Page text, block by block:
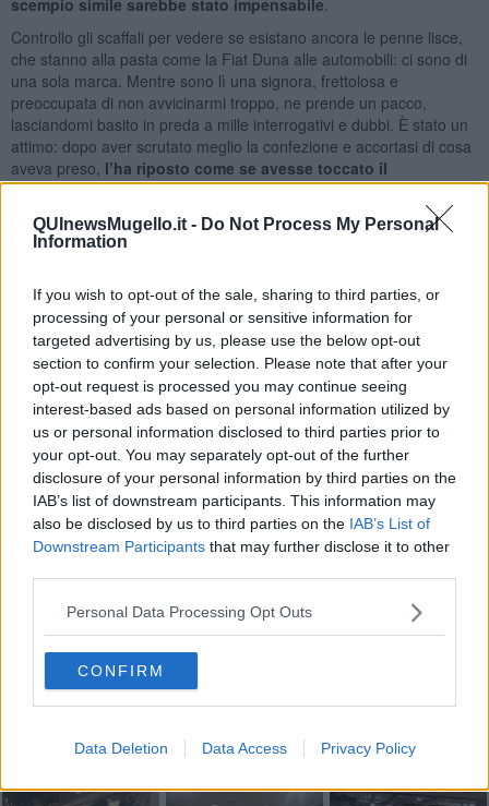
QUInewsMugello.it - Do Not Process My Personal
Information
If you wish to opt-out of the sale, sharing to third parties, or
processing of your personal or sensitive information for
targeted advertising by us, please use the below opt-out
section to confirm your selection. Please note that after your
opt-out request is processed you may continue seeing
interest-based ads based on personal information utilized by
us or personal information disclosed to third parties prior to
your opt-out. You may separately opt-out of the further
disclosure of your personal information by third parties on the
IAB’s list of downstream participants. This information may
also be disclosed by us to third parties on the IAB’s List of
Downstream Participants that may further disclose it to other
Personal Data Processing Opt Outs
CONFIRM
Data Deletion Data Access Privacy Policy
Controllo gli scaffali per vedere se esistano ancora le penne lisce,
che stanno alla pasta come la Fiat Duna alle automobili: ci sono di
una sola marca. Mentre sono lì una signora, frettolosa e
preoccupata di non avvicinarmi troppo, ne prende un pacco,
lasciandomi basito in preda a mille interrogativi e dubbi. È stato un
attimo: dopo aver scrutato meglio la confezione e accortasi di cosa
aveva preso, l’ha riposto come se avesse toccato il
coronavirus in persona.
Commessi stressatissimi, e c’è da capirli, credo che sia la
categoria, ampiamente dopo infermieri e medici, messa a più dura
successo, la mascherina gli serve anche per nascondere il
desiderio di trovarsi altrove.
Paghi, torni alla macchina, carichi la spesa e via, scansando quelli
in attesa di entrare, che quando passi si fanno da parte come se la
tua auto potesse starnutire.
E tu, con il latte, lievito e farina, passata di pomodoro e penne
rigate, ma soprattutto una riserva di carta igienica nemmeno ci
fosse il colera,torni a casa da eroe.
Franco Bonciani
Se vuoi leggere le notizie principali della Toscana iscriviti alla
Newsletter QUInews - ToscanaMedia.
alle 20:00 direttamente nella tua casella di posta.
Basta cliccareQUI
Fotogallery